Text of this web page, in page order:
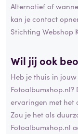
Alternatief of
kan je contact
Stichting Webshop
Wil jij ook
Heb je thuis in
ervaringen met het
Zou je het als
Fotoalbumshop.nl